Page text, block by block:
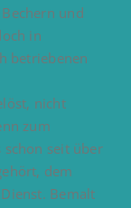
und
in
betriebenen
nicht
zum
schon seit über
dem
Bemalt